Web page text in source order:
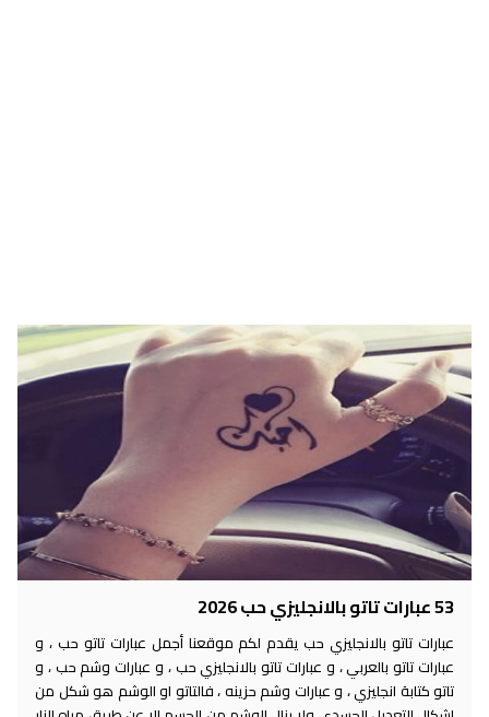
53 عبارات تاتو بالانجليزي حب 2026
عبارات تاتو بالانجليزي حب يقدم لكم موقعنا أجمل عبارات تاتو حب ، و
عبارات تاتو بالعربي ، و عبارات تاتو بالانجليزي حب ، و عبارات وشم حب ، و
تاتو كتابة انجليزي ، و عبارات وشم حزينه ، فالتاتو او الوشم هو شكل من